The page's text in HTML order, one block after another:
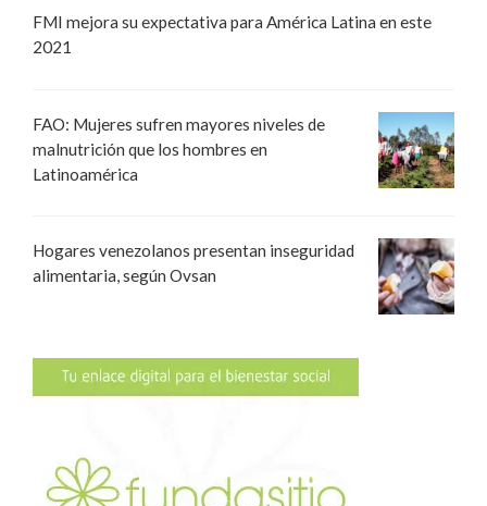
FMI mejora su expectativa para América Latina en este
2021
FAO: Mujeres sufren mayores niveles de
malnutrición que los hombres en
Latinoamérica
Hogares venezolanos presentan inseguridad
alimentaria, según Ovsan